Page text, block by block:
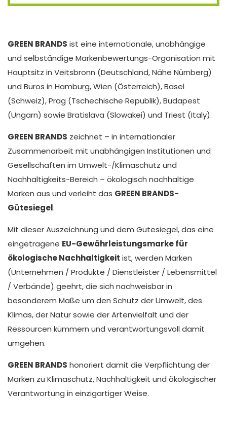
GREEN BRANDS ist eine internationale, unabhängige
und selbständige Markenbewertungs-Organisation mit
Hauptsitz in Veitsbronn (Deutschland, Nähe Nürnberg)
und Büros in Hamburg, Wien (Österreich), Basel
(Schweiz), Prag (Tschechische Republik), Budapest
(Ungarn) sowie Bratislava (Slowakei) und Triest (Italy).
GREEN BRANDS zeichnet – in internationaler
Zusammenarbeit mit unabhängigen Institutionen und
Gesellschaften im Umwelt-/Klimaschutz und
Nachhaltigkeits-Bereich – ökologisch nachhaltige
Marken aus und verleiht das GREEN BRANDS-
Gütesiegel.
Mit dieser Auszeichnung und dem Gütesiegel, das eine
eingetragene EU-Gewährleistungsmarke für
ökologische Nachhaltigkeit ist, werden Marken
(Unternehmen / Produkte / Dienstleister / Lebensmittel
/ Verbände) geehrt, die sich nachweisbar in
besonderem Maße um den Schutz der Umwelt, des
Klimas, der Natur sowie der Artenvielfalt und der
Ressourcen kümmern und verantwortungsvoll damit
umgehen.
GREEN BRANDS honoriert damit die Verpflichtung der
Marken zu Klimaschutz, Nachhaltigkeit und ökologischer
Verantwortung in einzigartiger Weise.